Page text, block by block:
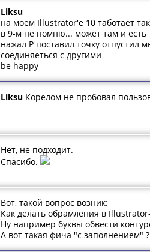
Liksu
на моём Illustrator'e 10 таботает так
в 9-м не помню... может там и есть
нажал Р поставил точку отпустил
соединяеться с другими
be happy
Liksu Корелом не пробовал
Нет, не подходит.
Спасибо.
Вот, такой вопрос возник:
Как делать обрамления в
Ну например буквы обвести
А вот такая фича "с заполнением"